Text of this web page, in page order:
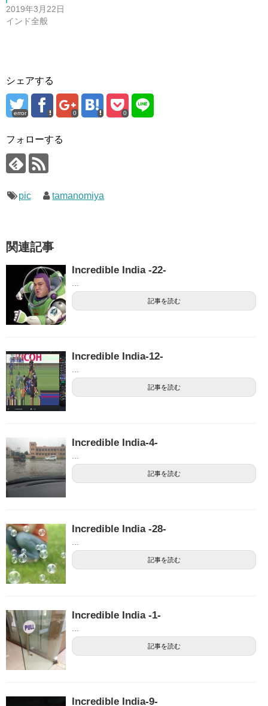
き
ま
2019年3月22日
インド全般
シェアする
error 0 0
フォローする
pic tamanomiya
関連記事
Incredible India -22-
...
記事を読む
Incredible India-12-
...
記事を読む
Incredible India-4-
...
記事を読む
Incredible India -28-
...
記事を読む
Incredible India -1-
...
記事を読む
Incredible India-9-